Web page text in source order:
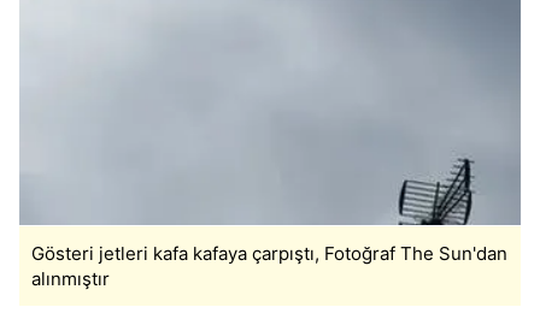
Gösteri jetleri kafa kafaya çarpıştı, Fotoğraf The Sun'dan
alınmıştır